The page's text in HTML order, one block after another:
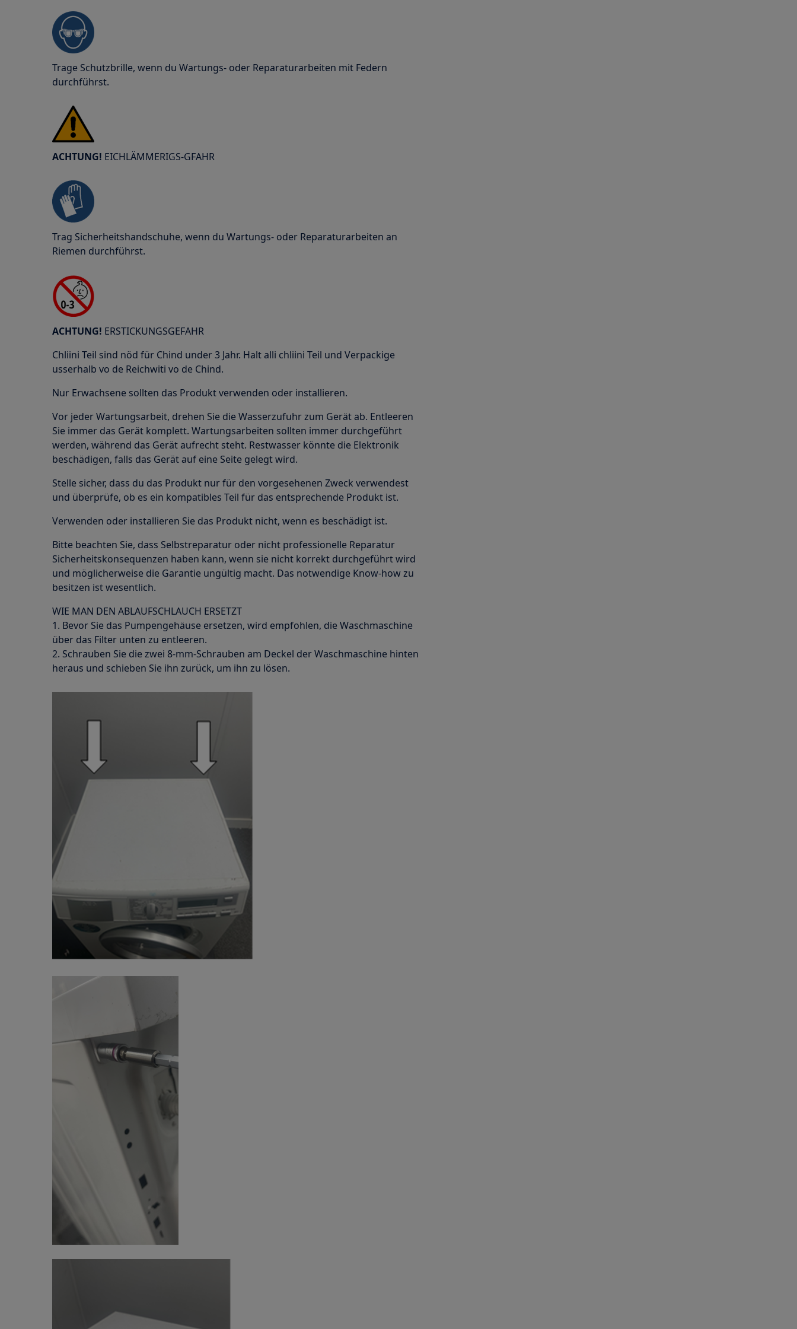
Trage Schutzbrille, wenn du Wartungs- oder Reparaturarbeiten mit Federn
durchführst.
ACHTUNG! EICHLÄMMERIGS-GFAHR
Trag Sicherheitshandschuhe, wenn du Wartungs- oder Reparaturarbeiten an
Riemen durchführst.
ACHTUNG! ERSTICKUNGSGEFAHR
Chliini Teil sind nöd für Chind under 3 Jahr. Halt alli chliini Teil und Verpackige
usserhalb vo de Reichwiti vo de Chind.
Nur Erwachsene sollten das Produkt verwenden oder installieren.
Vor jeder Wartungsarbeit, drehen Sie die Wasserzufuhr zum Gerät ab. Entleeren
Sie immer das Gerät komplett. Wartungsarbeiten sollten immer durchgeführt
werden, während das Gerät aufrecht steht. Restwasser könnte die Elektronik
beschädigen, falls das Gerät auf eine Seite gelegt wird.
Stelle sicher, dass du das Produkt nur für den vorgesehenen Zweck verwendest
und überprüfe, ob es ein kompatibles Teil für das entsprechende Produkt ist.
Verwenden oder installieren Sie das Produkt nicht, wenn es beschädigt ist.
Bitte beachten Sie, dass Selbstreparatur oder nicht professionelle Reparatur
Sicherheitskonsequenzen haben kann, wenn sie nicht korrekt durchgeführt wird
und möglicherweise die Garantie ungültig macht. Das notwendige Know-how zu
besitzen ist wesentlich.
WIE MAN DEN ABLAUFSCHLAUCH ERSETZT
1. Bevor Sie das Pumpengehäuse ersetzen, wird empfohlen, die Waschmaschine
über das Filter unten zu entleeren.
2. Schrauben Sie die zwei 8-mm-Schrauben am Deckel der Waschmaschine hinten
heraus und schieben Sie ihn zurück, um ihn zu lösen.